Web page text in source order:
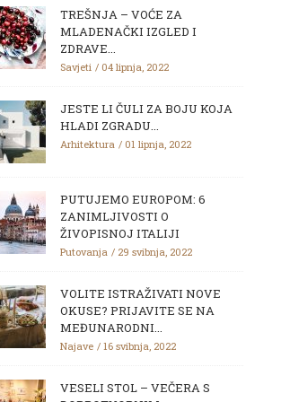
TREŠNJA – VOĆE ZA
MLADENAČKI IZGLED I
ZDRAVE...
Savjeti 04 lipnja, 2022
JESTE LI ČULI ZA BOJU KOJA
HLADI ZGRADU...
Arhitektura 01 lipnja, 2022
PUTUJEMO EUROPOM: 6
ZANIMLJIVOSTI O
ŽIVOPISNOJ ITALIJI
Putovanja 29 svibnja, 2022
VOLITE ISTRAŽIVATI NOVE
OKUSE? PRIJAVITE SE NA
MEĐUNARODNI...
Najave 16 svibnja, 2022
VESELI STOL – VEČERA S